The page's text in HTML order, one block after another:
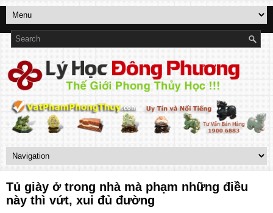
Tủ giày ở trong nhà mà phạm những điều
này thì vứt, xui đủ đường